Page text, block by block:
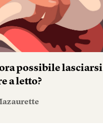
possibile lasciarsi
a letto?